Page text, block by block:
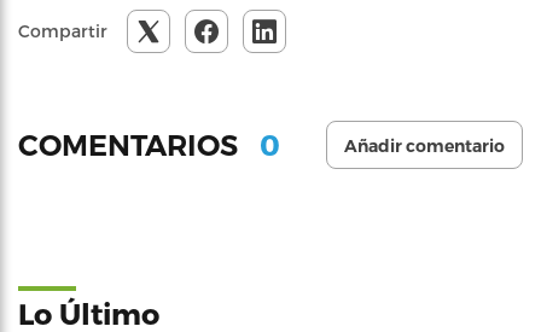
Compartir
COMENTARIOS 0 Añadir comentario
Lo Último